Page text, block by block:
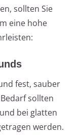
sollten Sie
eine hohe
fest, sauber
sollten
bei glatten
werden.